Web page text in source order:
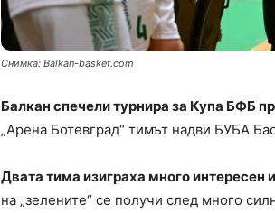
Снимка: Balkan-basket.com
Балкан спечели турнира за Купа БФБ
„Арена Ботевград“ тимът надви БУБА
Двата тима изиграха много интересен
на „зелените“ се получи след много